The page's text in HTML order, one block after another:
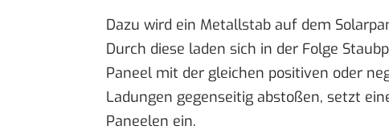
Dazu wird ein Metallstab auf dem
Durch diese laden sich in der Folge
Paneel mit der gleichen positiven oder
Ladungen gegenseitig abstoßen, setzt
Paneelen ein.